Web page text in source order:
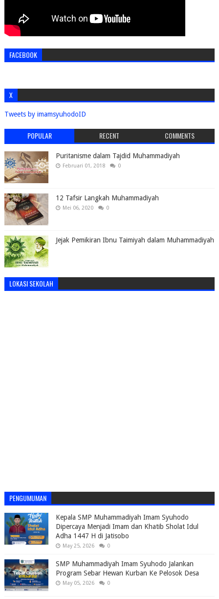
FACEBOOK
X
Tweets by imamsyuhodoID
POPULAR RECENT COMMENTS
Puritanisme dalam Tajdid Muhammadiyah
Februari 01, 2018 0
12 Tafsir Langkah Muhammadiyah
Mei 06, 2020 0
Jejak Pemikiran Ibnu Taimiyah dalam Muhammadiyah
LOKASI SEKOLAH
PENGUMUMAN
Kepala SMP Muhammadiyah Imam Syuhodo
Dipercaya Menjadi Imam dan Khatib Sholat Idul
Adha 1447 H di Jatisobo
May 25, 2026 0
SMP Muhammadiyah Imam Syuhodo Jalankan
Program Sebar Hewan Kurban Ke Pelosok Desa
May 05, 2026 0